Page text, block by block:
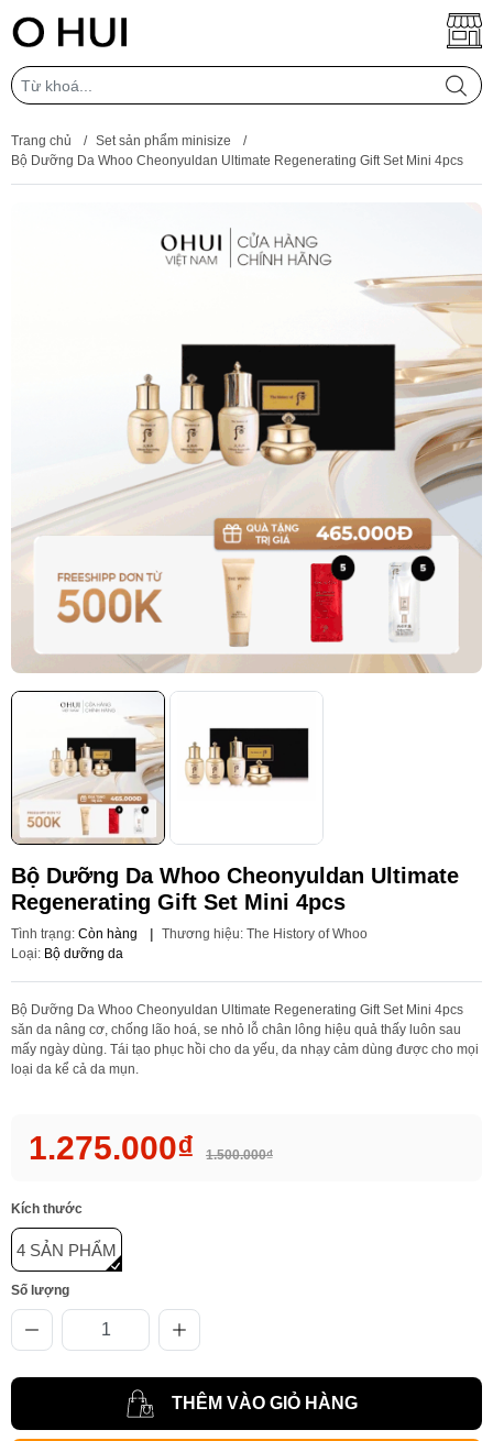
Trang chủ / Set sản phẩm minisize
/
Bộ Dưỡng Da Whoo Cheonyuldan Ultimate Regenerating Gift Set Mini 4pcs
Bộ Dưỡng Da Whoo Cheonyuldan Ultimate
Regenerating Gift Set Mini 4pcs
Tình trạng: Còn hàng Thương hiệu: The History of Whoo
Loại: Bộ dưỡng da
Bộ Dưỡng Da Whoo Cheonyuldan Ultimate Regenerating Gift Set Mini 4pcs
săn da nâng cơ, chống lão hoá, se nhỏ lỗ chân lông hiệu quả thấy luôn sau
mấy ngày dùng. Tái tạo phục hồi cho da yếu, da nhạy cảm dùng được cho mọi
loại da kể cả da mụn.
1.275.000₫ 1.500.000₫
Kích thước
4 SẢN PHẨM
Số lượng
THÊM VÀO GIỎ HÀNG